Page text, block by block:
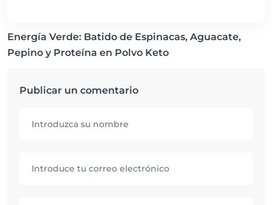
Energía Verde: Batido de Espinacas, Aguacate,
Pepino y Proteína en Polvo Keto
Publicar un comentario